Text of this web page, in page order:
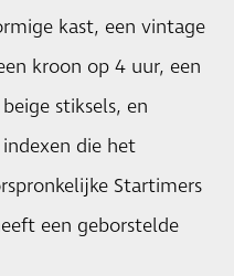
kast, een vintage
kroon op 4 uur, een
stiksels, en
die het
Startimers
een geborstelde